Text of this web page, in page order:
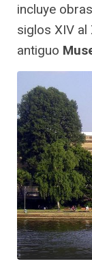
incluye
siglos XIV al
antiguo